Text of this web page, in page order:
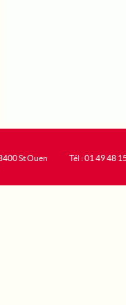
St Ouen
Tél : 01 49 48